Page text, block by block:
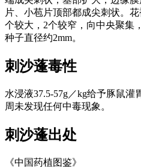
片、小苞片顶部都成尖刺状。
个较大，2个较窄，向中央聚集
种子直径约2mm。
刺沙蓬毒性
水浸液37.5-57g／kg给予豚鼠灌
周未发现任何中毒现象。
刺沙蓬出处
《中国药植图鉴》